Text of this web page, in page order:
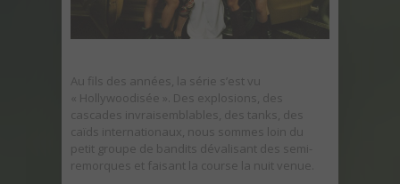
Au fils des années, la série s’est vu
« Hollywoodisée ». Des explosions, des
cascades invraisemblables, des tanks, des
caïds internationaux, nous sommes loin du
petit groupe de bandits dévalisant des semi-
remorques et faisant la course la nuit venue.